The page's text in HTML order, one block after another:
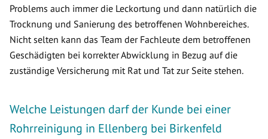
Problems auch immer die Leckortung und dann natürlich die
Trocknung und Sanierung des betroffenen Wohnbereiches.
Nicht selten kann das Team der Fachleute dem betroffenen
Geschädigten bei korrekter Abwicklung in Bezug auf die
zuständige Versicherung mit Rat und Tat zur Seite stehen.
Welche Leistungen darf der Kunde bei einer
Rohrreinigung in Ellenberg bei Birkenfeld